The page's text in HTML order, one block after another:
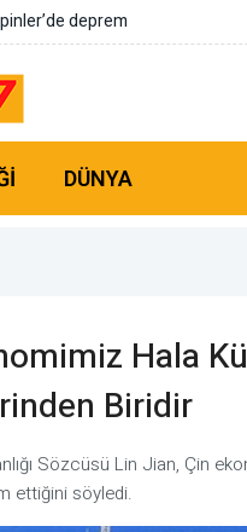
borsalarında yatay ağırlıklı
DÜNYA
Hala
Biridir
Sözcüsü Lin Jian, Çin
ettiğini söyledi.